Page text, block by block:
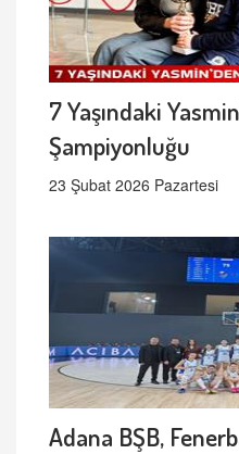
7 Yaşındaki
Şampiyonluğu
23 Şubat 2026 Pazartesi
Adana BŞB,